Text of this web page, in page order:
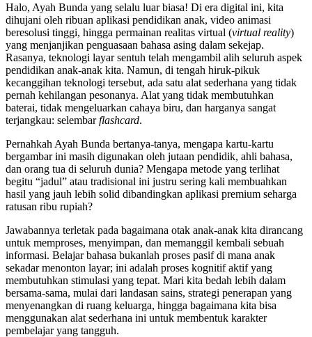
Halo, Ayah Bunda yang selalu luar biasa! Di era digital ini, kita
dihujani oleh ribuan aplikasi pendidikan anak, video animasi
beresolusi tinggi, hingga permainan realitas virtual (virtual reality)
yang menjanjikan penguasaan bahasa asing dalam sekejap.
Rasanya, teknologi layar sentuh telah mengambil alih seluruh aspek
pendidikan anak-anak kita. Namun, di tengah hiruk-pikuk
kecanggihan teknologi tersebut, ada satu alat sederhana yang tidak
pernah kehilangan pesonanya. Alat yang tidak membutuhkan
baterai, tidak mengeluarkan cahaya biru, dan harganya sangat
terjangkau: selembarflashcard.
Pernahkah Ayah Bunda bertanya-tanya, mengapa kartu-kartu
bergambar ini masih digunakan oleh jutaan pendidik, ahli bahasa,
dan orang tua di seluruh dunia? Mengapa metode yang terlihat
begitu “jadul” atau tradisional ini justru sering kali membuahkan
hasil yang jauh lebih solid dibandingkan aplikasi premium seharga
ratusan ribu rupiah?
Jawabannya terletak pada bagaimana otak anak-anak kita dirancang
untuk memproses, menyimpan, dan memanggil kembali sebuah
informasi. Belajar bahasa bukanlah proses pasif di mana anak
sekadar menonton layar; ini adalah proses kognitif aktif yang
membutuhkan stimulasi yang tepat. Mari kita bedah lebih dalam
bersama-sama, mulai dari landasan sains, strategi penerapan yang
menyenangkan di ruang keluarga, hingga bagaimana kita bisa
menggunakan alat sederhana ini untuk membentuk karakter
pembelajar yang tangguh.